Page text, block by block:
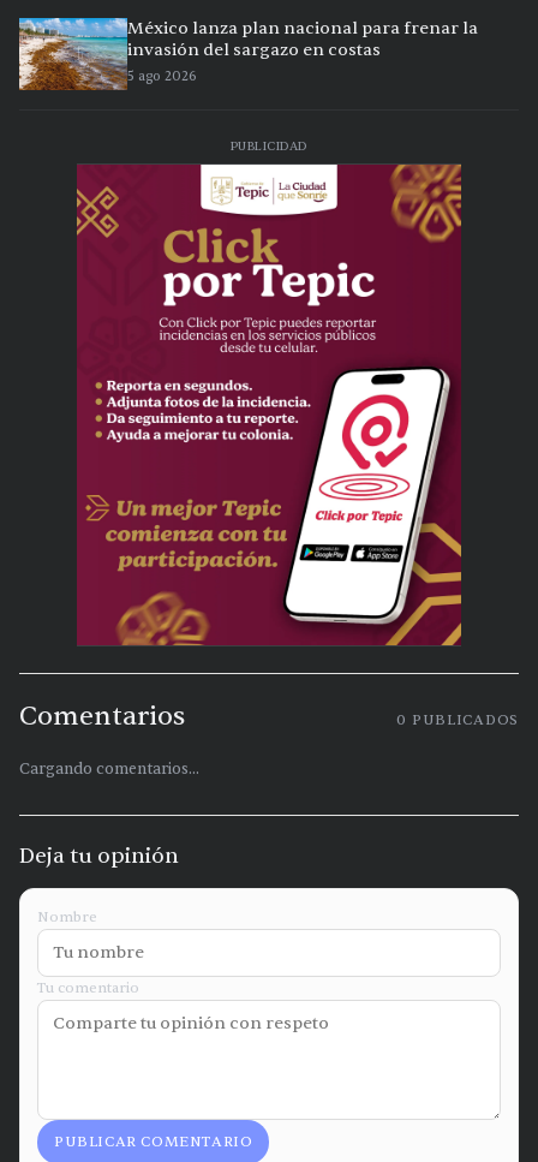
México lanza plan nacional para frenar la
invasión del sargazo en costas
5 ago 2026
PUBLICIDAD
Comentarios 0 PUBLICADOS
Cargando comentarios...
Deja tu opinión
Nombre
Tu comentario
PUBLICAR COMENTARIO